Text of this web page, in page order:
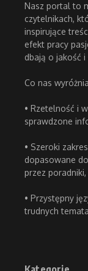
Nasz portal to
czytelnikach,
inspirujące
efekt pracy
dbają o jakość
Co nas
• Rzetelność i
sprawdzone
• Szeroki
dopasowane
przez
• Przystępny
trudnych